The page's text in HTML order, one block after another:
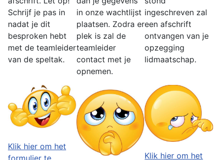
Schrijf je pas in
nadat je dit
besproken hebt
met de teamleider
van de speltak.
Klik hier om het
formulier te
in onze wachtlijst
plaatsen. Zodra er
plek is zal de
teamleider
contact met je
opnemen.
ingeschreven zal
een afschrift
ontvangen van je
opzegging
lidmaatschap.
Klik hier om het